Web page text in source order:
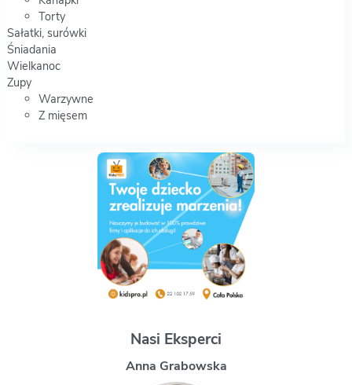
Torty
Sałatki, surówki
Śniadania
Wielkanoc
Zupy
Warzywne
Z mięsem
Nasi Eksperci
Magdalena Uchman